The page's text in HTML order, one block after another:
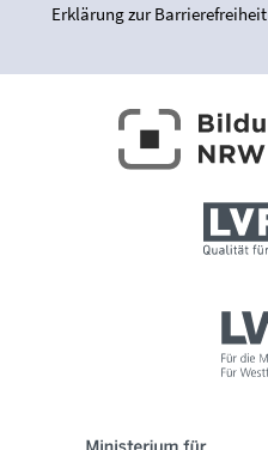
Erklärung zur Barrierefreiheit